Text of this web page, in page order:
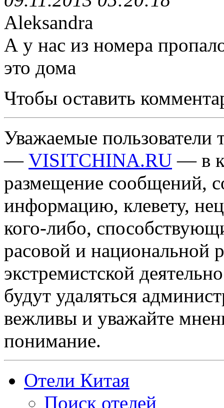
Aleksandra
А у нас из номера
это дома
Чтобы оставить
Уважаемые пользователи
— VISITCHINA.RU — в
размещение сообщений,
информацию, клевету,
кого-либо,
расовой и национальной
экстремистской
будут удаляться
вежливы и уважайте
понимание.
Отели Китая
Поиск отелей